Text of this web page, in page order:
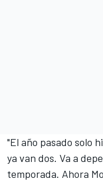
"El año pasado solo
ya van dos. Va a
temporada. Ahora